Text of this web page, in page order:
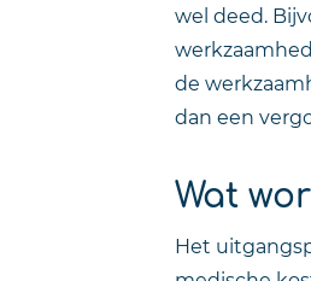
wel deed.
de
dan een
Wat
Het